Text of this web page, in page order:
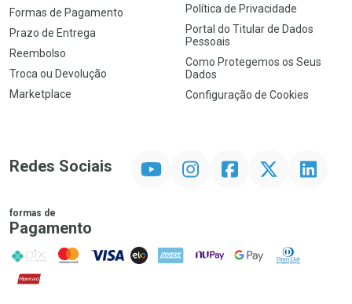
Formas de Pagamento
Prazo de Entrega
Reembolso
Troca ou Devolução
Marketplace
Política de Privacidade
Portal do Titular de Dados
Pessoais
Como Protegemos os Seus
Dados
Configuração de Cookies
Redes Sociais InstagramFacebookTwitter Linkedin
formas de
Pagamento
PIX MasterCard
VISA ELO AMEX NuPay Google PayDiners Club
Hipercard